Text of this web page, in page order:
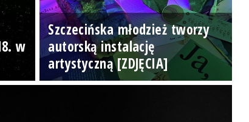
w
Szczecińska młodzież tworzy
autorską instalację
artystyczną [ZDJĘCIA]